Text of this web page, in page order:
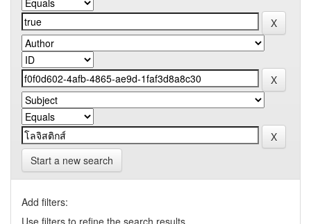
Start a new search
Add filters:
Use filters to refine the search results.